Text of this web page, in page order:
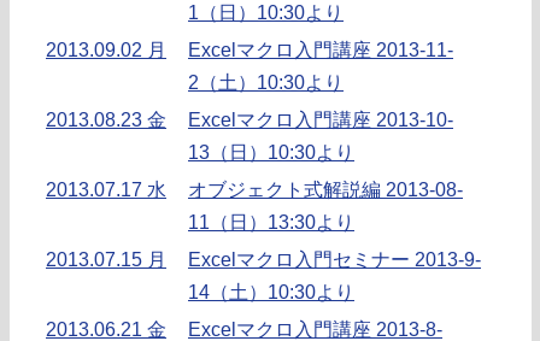
1（日）10:30より
2013.09.02 月
Excelマクロ入門講座 2013-11-
2（土）10:30より
2013.08.23 金
Excelマクロ入門講座 2013-10-
13（日）10:30より
2013.07.17 水
オブジェクト式解説編 2013-08-
11（日）13:30より
2013.07.15 月
Excelマクロ入門セミナー 2013-9-
14（土）10:30より
2013.06.21 金
Excelマクロ入門講座 2013-8-